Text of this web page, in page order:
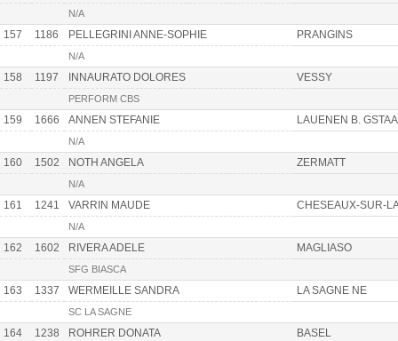
N/A
157 1186 PELLEGRINI ANNE-SOPHIE PRANGINS
N/A
158 1197 INNAURATO DOLORES VESSY
PERFORM CBS
159 1666 ANNEN STEFANIE LAUENEN B.
N/A
160 1502 NOTH ANGELA ZERMATT
N/A
161 1241 VARRIN MAUDE CHESEAUX-SUR-
N/A
162 1602 RIVERA ADELE MAGLIASO
SFG BIASCA
163 1337 WERMEILLE SANDRA LA SAGNE NE
SC LA SAGNE
164 1238 ROHRER DONATA BASEL